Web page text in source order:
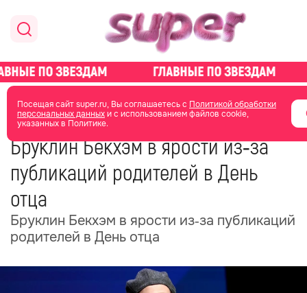
Посещая сайт super.ru, Вы соглашаетесь с Политикой обработки
персональных данныхи с использованием файлов cookie,
указанных в Политике.
главная новости о звездах новости
26 июня 15:38
Бруклин Бекхэм в ярости из‑за
публикаций родителей в День
отца
Бруклин Бекхэм в ярости из‑за публикаций
родителей в День отца